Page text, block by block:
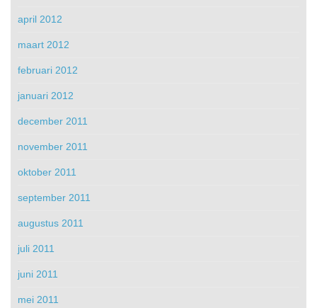
april 2012
maart 2012
februari 2012
januari 2012
december 2011
november 2011
oktober 2011
september 2011
augustus 2011
juli 2011
juni 2011
mei 2011